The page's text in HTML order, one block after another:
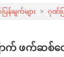
န်ချက်များ > ဂုဏ်
ောက် ဖက်ဆစ်